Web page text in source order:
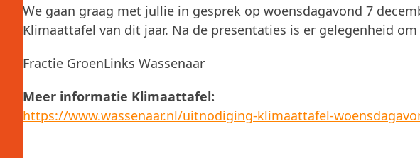
We gaan graag met jullie in gesprek op woensdagavond 7
Klimaattafel van dit jaar. Na de presentaties is er gelegenheid
Fractie GroenLinks Wassenaar
Meer informatie Klimaattafel:
https://www.wassenaar.nl/uitnodiging-klimaattafel-